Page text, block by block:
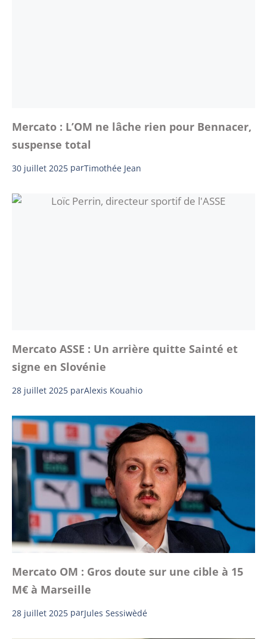
Mercato : L’OM ne lâche rien pour Bennacer,
suspense total
30 juillet 2025 parTimothée Jean
Mercato ASSE : Un arrière quitte Sainté et
signe en Slovénie
28 juillet 2025 parAlexis Kouahio
Mercato OM : Gros doute sur une cible à 15
M€ à Marseille
28 juillet 2025 parJules Sessiwèdé